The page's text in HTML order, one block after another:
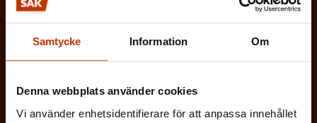
Samtycke Information Om
Denna webbplats använder cookies
Vi använder enhetsidentifierare för att anpassa innehållet
behandlas i enlighet med
dataskyddsbeskrivningen för FFC:s